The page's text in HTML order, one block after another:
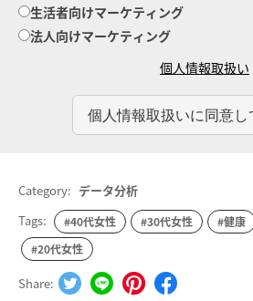
生活者向けマーケティング
法人向けマーケティング
個人情報取扱い
Category: データ分析
Tags:
#40代女性 #30代女性 #健康
#20代女性
Share: